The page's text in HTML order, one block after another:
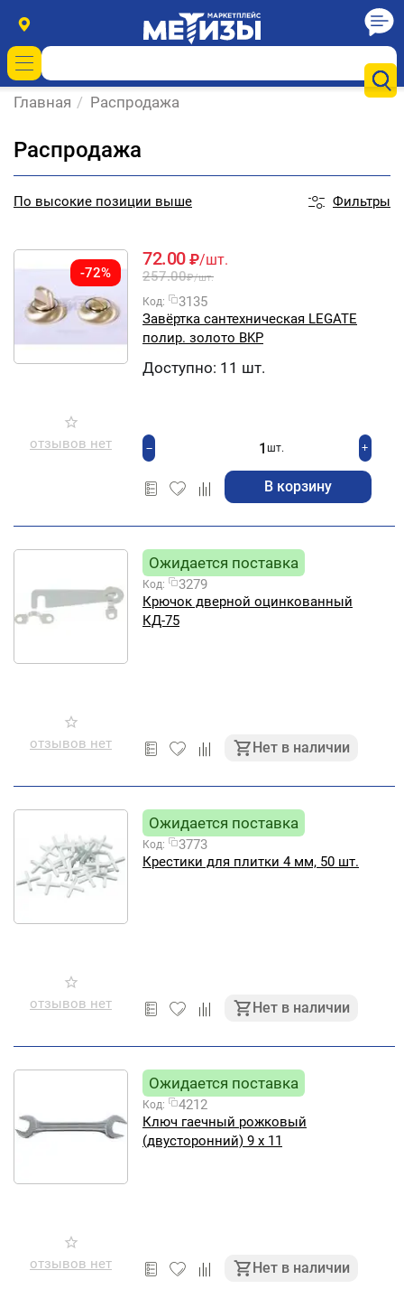
Главная / Распродажа
Распродажа
По высокие позиции выше Фильтры
-72%
отзывов нет
72.00 ₽/шт.
257.00₽/шт.
Код:
3135
Завёртка сантехническая LEGATE
полир. золото BKР
Доступно: 11 шт.
+
шт.
−
В корзину
отзывов нет
Ожидается поставка
Код:
3279
Крючок дверной оцинкованный
КД-75
Нет в наличии
отзывов нет
Ожидается поставка
Код:
3773
Крестики для плитки 4 мм, 50 шт.
Нет в наличии
отзывов нет
Ожидается поставка
Код:
4212
Ключ гаечный рожковый
(двусторонний) 9 х 11
Нет в наличии